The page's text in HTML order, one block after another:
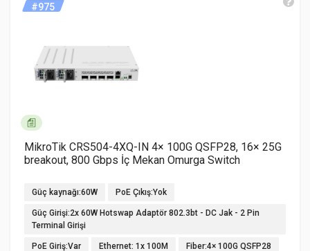
#975
MikroTik CRS504-4XQ-IN 4× 100G QSFP28, 16× 25G
breakout, 800 Gbps İç Mekan Omurga Switch
Güç kaynağı:60W PoE Çıkış:Yok
Güç Girişi:2x 60W Hotswap Adaptör 802.3bt - DC Jak - 2 Pin
Terminal Girişi
PoE Giriş:Var Ethernet: 1x 100M Fiber:4× 100G QSFP28